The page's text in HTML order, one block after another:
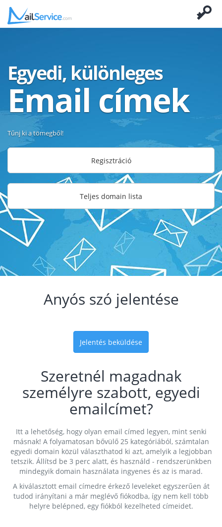
Egyedi, különleges
Email címek
Tűnj ki a tömegből!
Regisztráció
Teljes domain lista
Anyós szó jelentése
Jelentés beküldése
Szeretnél magadnak
személyre szabott, egyedi
emailcímet?
Itt a lehetőség, hogy olyan email címed legyen, mint senki
másnak! A folyamatosan bővülő 25 kategóriából, számtalan
egyedi domain közül választhatod ki azt, amelyik a legjobban
tetszik. Állítsd be 3 perc alatt, és használd - rendszerünkben
mindegyik domain használata ingyenes és az is marad.
A kiválasztott email címedre érkező leveleket egyszerűen át
tudod irányítani a már meglévő fiókodba, így nem kell több
helyre belépned, egy fiókból kezelheted címeidet.